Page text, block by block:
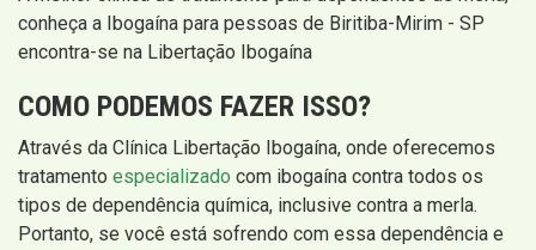
conheça a Ibogaína para pessoas de Biritiba-Mirim - SP
encontra-se na Libertação Ibogaína
COMO PODEMOS FAZER ISSO?
Através da Clínica Libertação Ibogaína, onde oferecemos
tratamento especializado com ibogaína contra todos os
tipos de dependência química, inclusive contra a merla.
Portanto, se você está sofrendo com essa dependência e